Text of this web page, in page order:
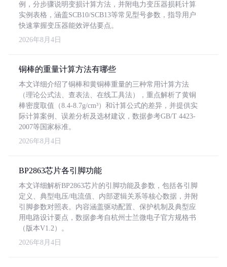
例，分步骤说明变损计算方法，并附电力变压器损耗计算
实例表格，涵盖SCB10/SCB13等常见型号参数，指导用户
快速掌握变压器能效评估要点。
2026年8月4日
铜棒的重量计算方法有哪些
本文详细介绍了铜棒和黄铜棒重量的三种常用计算方法
（理论公式法、查表法、在线工具法），重点解析了黄铜
棒密度取值（8.4-8.7g/cm³）和计算公式的差异，并提供实
际计算案例、误差分析及选材建议，数据参考GB/T 4423-
2007等国家标准。
2026年8月4日
BP2863芯片各引脚功能
本文详细解析BP2863芯片的引脚功能及参数，包括各引脚
定义、典型电压/电流值、内部逻辑关系等核心数据，并附
引脚参数对照表。内容涵盖驱动配置、保护机制及典型应
用电路设计要点，数据参考自杭州士兰微电子官方规格书
（版本V1.2）。
2026年8月4日